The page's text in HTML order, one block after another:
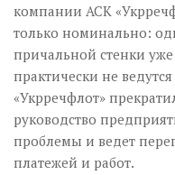
компании АСК
только номинально:
причальной стенки
практически не
«Укрречфлот»
руководство
проблемы и ведет
платежей и работ.